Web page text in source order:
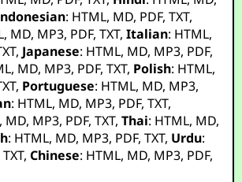
: HTML, MD, PDF,TXT,
, MD, MP3, PDF,TXT,Italian: HTML,
, Japanese: HTML, MD, MP3, PDF,
, MD, MP3, PDF,TXT, Polish: HTML,
, Portuguese: HTML, MD, MP3,
: HTML, MD, MP3, PDF,TXT,
, MD, MP3, PDF,TXT,Thai: HTML, MD,
: HTML, MD, MP3, PDF,TXT, Urdu:
TXT,Chinese: HTML, MD, MP3, PDF,